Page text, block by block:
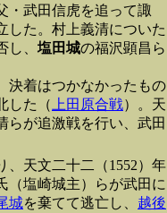
・武田信虎を追って諏
した。村上義清についた
、 塩田城の福沢顕昌ら
決着はつかなかったもの
した（ 上田原合戦）。天
らが追激戦を行い、武田
、天文二十二（1552）年
（塩崎城主）らが武田に
城を棄てて逃亡し、 越後